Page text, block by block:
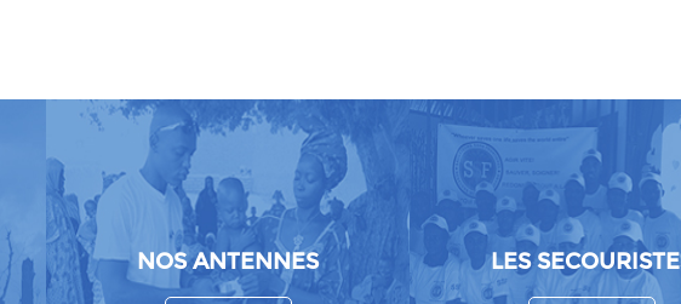
Formation au secourisme, Népal, été 2018
Formation au secourisme, Népal, été 2018
Formation au secourisme, Népal, été 2018
Formation au secourisme, Népal, été 2018
Formation au secourisme, Népal, été 2018
Formation au secourisme, Népal, été 2018
Formation au secourisme, Népal, été 2018
NOS ANTENNES LES